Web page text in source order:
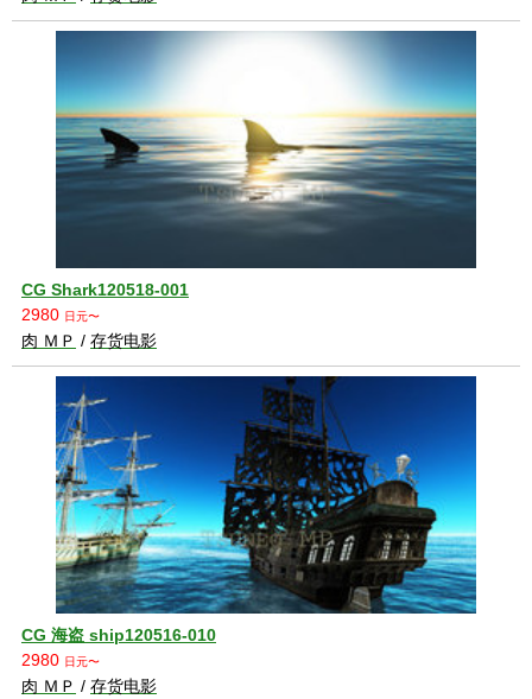
CG Shark120518-001
2980 日元〜
肉 ＭＰ / 存货电影
CG 海盗 ship120516-010
2980 日元〜
肉 ＭＰ / 存货电影